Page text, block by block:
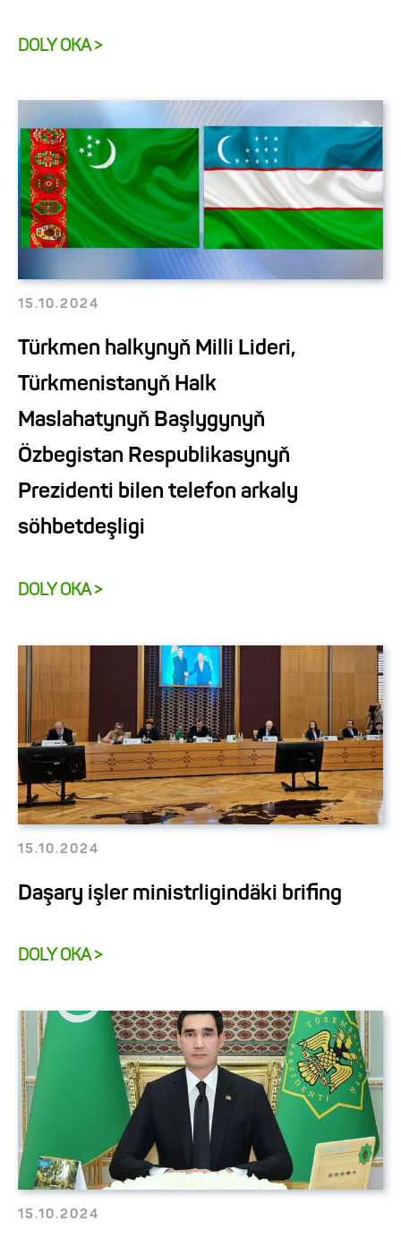
DOLY OKA >
15.10.2024
Türkmen halkynyň Milli Lideri,
Türkmenistanyň Halk
Maslahatynyň Başlygynyň
Özbegistan Respublikasynyň
Prezidenti bilen telefon arkaly
söhbetdeşligi
DOLY OKA >
15.10.2024
Daşary işler ministrligindäki brifing
DOLY OKA >
15.10.2024